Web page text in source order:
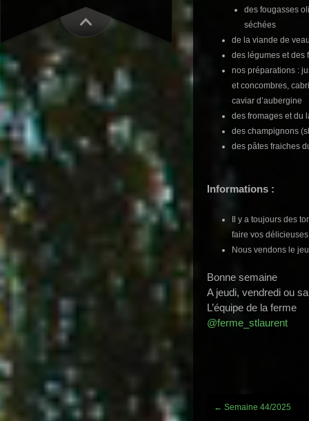
des fougasses
séchées
de la viande de
des légumes et des
nos préparations :
et concombres,
caviar d’aubergine
des fromages et du
des champignons
des pâtes fraiches
Informations :
Il y a toujours des
faire vos
Nous vendons le
Bonne semaine
A jeudi, vendredi ou
L’équipe de la ferme
@ferme_stlaurent
Post
← Semaine 44/2025